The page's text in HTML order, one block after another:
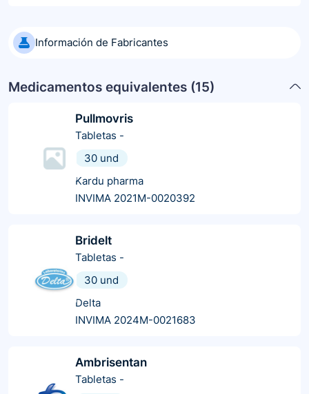
Información de Fabricantes
Medicamentos equivalentes (15)
Pullmovris
Tabletas -
30 und
Kardu pharma
INVIMA 2021M-0020392
Bridelt
Tabletas -
30 und
Delta
INVIMA 2024M-0021683
Ambrisentan
Tabletas -